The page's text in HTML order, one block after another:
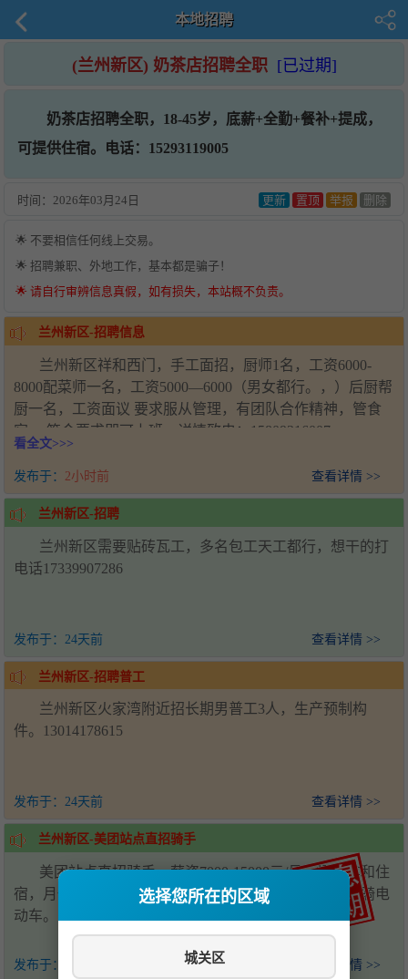
选择您所在的区域
城关区
本地招聘
(兰州新区) 奶茶店招聘全职 [已过期]
奶茶店招聘全职，18-45岁，底薪+全勤+餐补+提成，
可提供住宿。电话：15293119005
时间： 2026年03月24日 更新 置顶 举报 删除
🌟 不要相信任何线上交易。
🌟 招聘兼职、外地工作，基本都是骗子！
🌟 请自行审辨信息真假，如有损失，本站概不负责。
兰州新区-招聘信息
兰州新区祥和西门，手工面招，厨师1名，工资6000-
8000配菜师一名，工资5000—6000（男女都行。，）后厨帮
厨一名，工资面议 要求服从管理，有团队合作精神，管食
宿， 符合要求即可上班，详情致电：15809316007
看全文>>>
发布于： 2小时前 查看详情 >>
兰州新区-招聘
兰州新区需要贴砖瓦工，多名包工天工都行，想干的打
电话17339907286
发布于： 24天前 查看详情 >>
兰州新区-招聘普工
兰州新区火家湾附近招长期男普工3人，生产预制构
件。13014178615
发布于： 24天前 查看详情 >>
兰州新区-美团站点直招骑手
美团站点直招骑手，薪资7000-15000元/月，提供车和住
宿，月休4天，新人入职奖励2000元。要求18-50岁，会骑电
动车。电话：17509441345
发布于： 查看详情 >>